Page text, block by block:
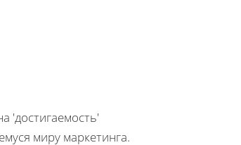
'достигаемость'
миру маркетинга.